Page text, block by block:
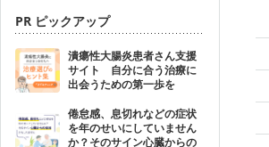
PR ピックアップ
潰瘍性大腸炎患者さん支援
サイト 自分に合う治療に
出会うための第一歩を
倦怠感、息切れなどの症状
を年のせいにしていません
か？そのサイン心臓からの